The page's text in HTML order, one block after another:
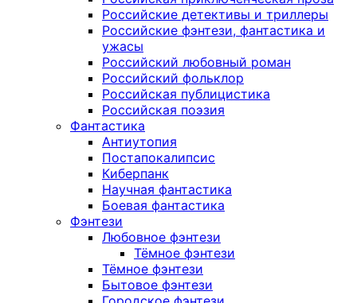
Российские детективы и триллеры
Российские фэнтези, фантастика и
ужасы
Российский любовный роман
Российский фольклор
Российская публицистика
Российская поэзия
Фантастика
Антиутопия
Постапокалипсис
Киберпанк
Научная фантастика
Боевая фантастика
Фэнтези
Любовное фэнтези
Тёмное фэнтези
Тёмное фэнтези
Бытовое фэнтези